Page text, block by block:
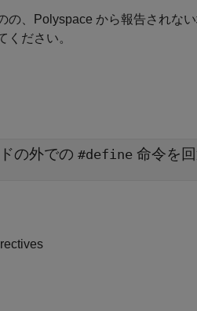
の、Polyspace から報告されない
ください。
の外での #define 命令を